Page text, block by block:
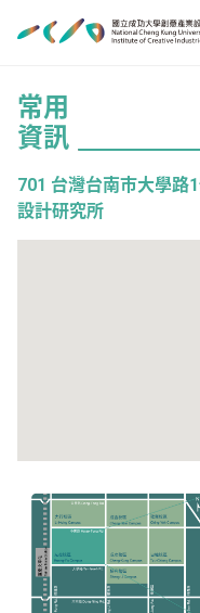
常用
資訊
701 台灣台南市大學路
設計研究所